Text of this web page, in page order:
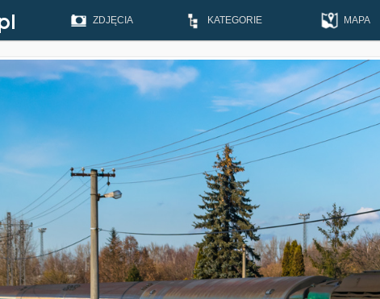
ZDJĘCIA KATEGORIE MAPA